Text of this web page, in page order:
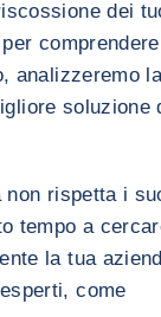
dei
analizzeremo la
soluzione
non rispetta i
tempo a
la tua
come